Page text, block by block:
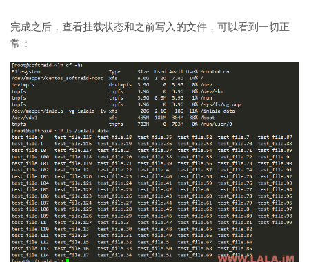
完成之后，查看挂载状态和之前写入的文件，可以看到一切正
常：